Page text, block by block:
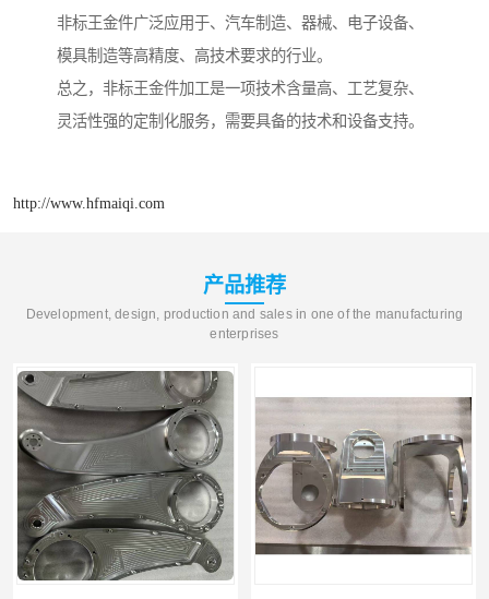
非标王金件广泛应用于、汽车制造、器械、电子设备、
模具制造等高精度、高技术要求的行业。
总之，非标王金件加工是一项技术含量高、工艺复杂、
灵活性强的定制化服务，需要具备的技术和设备支持。
http://www.hfmaiqi.com
产品推荐
Development, design, production and sales in one of the manufacturing
enterprises